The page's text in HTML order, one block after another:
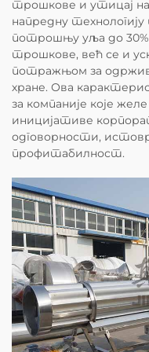
трошкове и утицај
напредну
потрошњу уља до
трошкове, већ се и
потражњом за
хране. Ова
за компаније које
иницијативе
одговорности,
профитабилност.